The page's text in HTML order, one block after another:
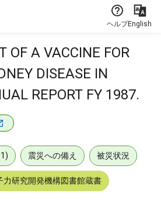
ヘルプEnglish
OF A VACCINE FOR
DISEASE IN
REPORT FY 1987.
震災への備え 被災状況
力研究開発機構図書館蔵書